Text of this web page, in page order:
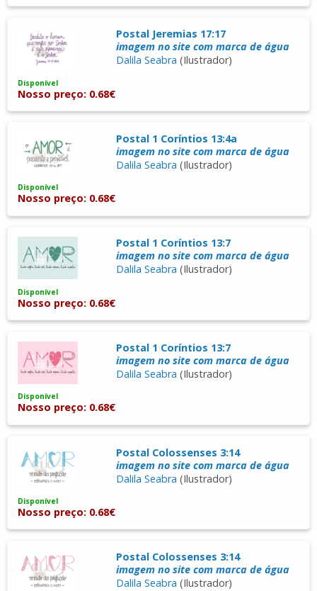
Postal Jeremias 17:17
imagem no site com marca de água
Dalila Seabra (Ilustrador)
Disponível
Nosso preço: 0.68€
Postal 1 Coríntios 13:4a
imagem no site com marca de água
Dalila Seabra (Ilustrador)
Disponível
Nosso preço: 0.68€
Postal 1 Coríntios 13:7
imagem no site com marca de água
Dalila Seabra (Ilustrador)
Disponível
Nosso preço: 0.68€
Postal 1 Coríntios 13:7
imagem no site com marca de água
Dalila Seabra (Ilustrador)
Disponível
Nosso preço: 0.68€
Postal Colossenses 3:14
imagem no site com marca de água
Dalila Seabra (Ilustrador)
Disponível
Nosso preço: 0.68€
Postal Colossenses 3:14
imagem no site com marca de água
Dalila Seabra (Ilustrador)